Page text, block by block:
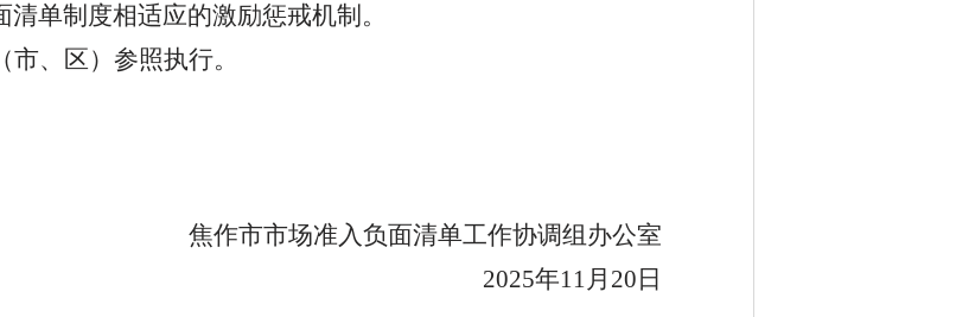
单制度相适应的激励惩戒机制。
、区）参照执行。
焦作市市场准入负面清单工作协调组办公室
2025年11月 20 日